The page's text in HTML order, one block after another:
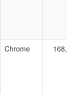
Chrome